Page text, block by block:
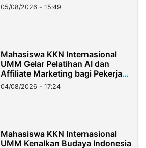
05/08/2026 - 15:49
Mahasiswa KKN Internasional
UMM Gelar Pelatihan AI dan
Affiliate Marketing bagi Pekerja
Migran Indonesia di Taiwan
04/08/2026 - 17:24
Mahasiswa KKN Internasional
UMM Kenalkan Budaya Indonesia